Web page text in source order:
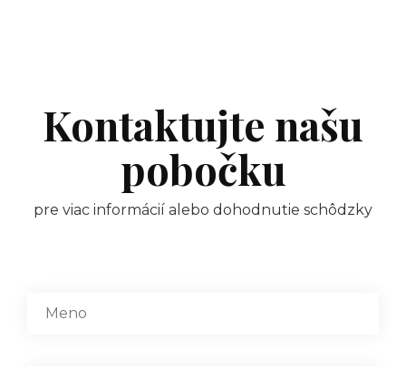
Kontaktujte našu
pobočku
pre viac informácií alebo dohodnutie schôdzky